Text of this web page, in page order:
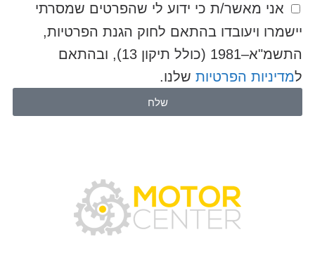
אני מאשר/ת כי ידוע לי שהפרטים שמסרתי
יישמרו ויעובדו בהתאם לחוק הגנת הפרטיות,
התשמ"א–1981 (כולל תיקון 13), ובהתאם
למדיניות הפרטיותשלנו.
שלח